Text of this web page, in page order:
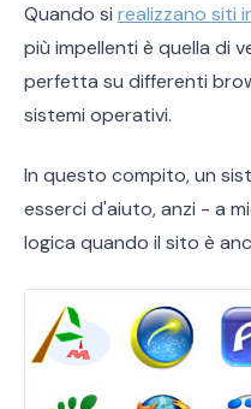
Quando si realizzano siti
più impellenti è quella di
perfetta su differenti
sistemi operativi.
In questo compito, un
esserci d'aiuto, anzi - a
logica quando il sito è